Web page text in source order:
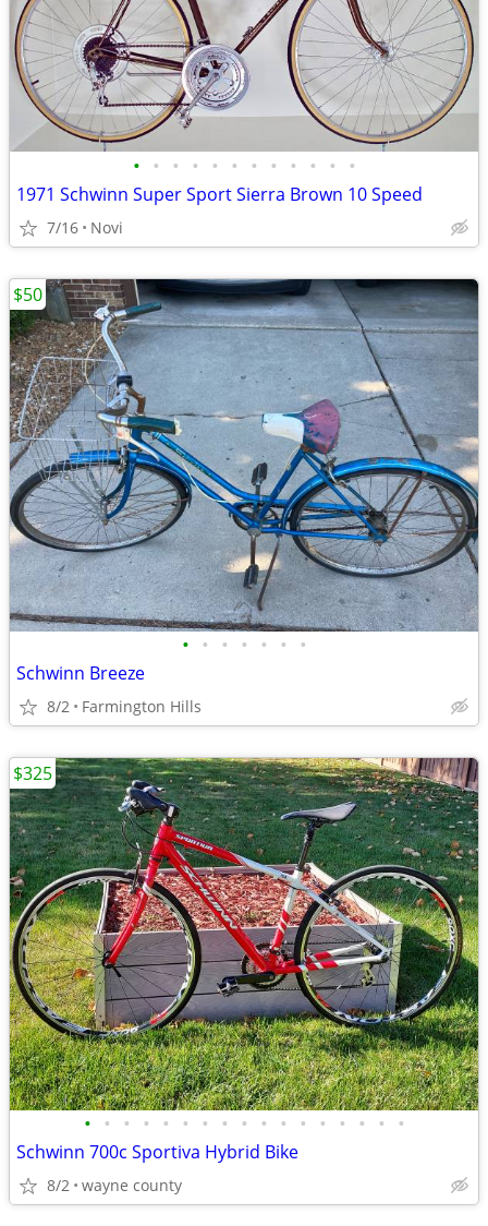
• • • • • • • • • • • •
1971 Schwinn Super Sport Sierra Brown 10 Speed
7/16 Novi
• • • • • • •
Schwinn Breeze
8/2 Farmington Hills
$50
• • • • • • • • • • • • • • • • •
Schwinn 700c Sportiva Hybrid Bike
8/2 wayne county
$325